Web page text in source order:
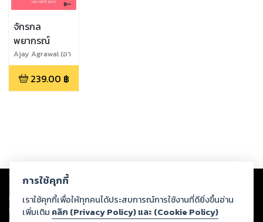
จักรกล
พยากรณ์
Ajay Agrawal (อา
เจย์ อกราวั
ล),Joshua Gans
(โจชัว แกนส์),Avi
239.00 ฿
Copyright © 2026
ต่อผลงานหรือเนื้อหาใดที่อัปโหลดผ่านเว็บไซต์และปรากฏว่าละเมิดสิทธิใน
ทรัพย์สินทางปัญญาของบุคคลอื่นหรือขัดต่อกฎหมายและศีลธรรม ดังนั้น ผู้อ่าน
ทุกท่านโปรดใช้วิจารณญาณในการกลั่นกรองด้วยตนเอง และหากท่านพบว่าส่วน
การใช้คุกกี้
เราใช้คุกกี้เพื่อให้ทุกคนได้ประสบการณ์การใช้งานที่ดียิ่งขึ้นอ่าน
เพิ่มเติม คลิก (Privacy Policy) และ (Cookie Policy)